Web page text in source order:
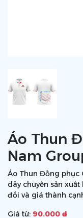
Áo Thun
Nam
Áo Thun Đồng phục
dây chuyền sản
đối và giá thành
Giá từ: 90.000 ₫